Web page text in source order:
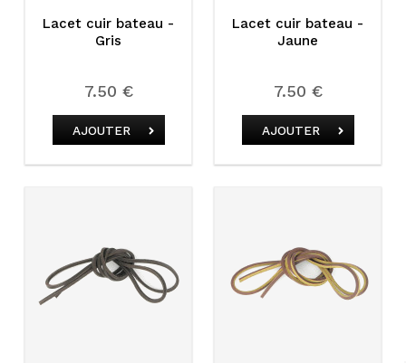
Lacet cuir bateau -
Gris
7.50 €
AJOUTER
Lacet cuir bateau -
Jaune
7.50 €
AJOUTER